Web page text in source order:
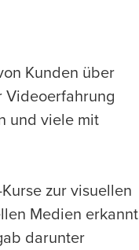
Kunden über
Videoerfahrung
und viele mit
zur visuellen
Medien erkannt
darunter